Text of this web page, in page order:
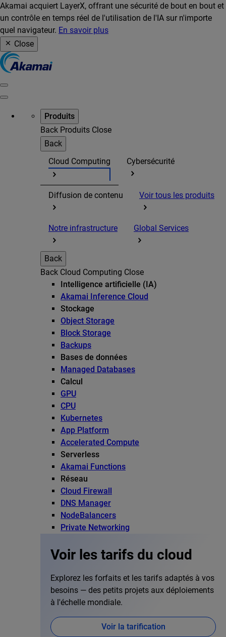
Akamai acquiert LayerX, offrant une sécurité de bout en bout et
un contrôle en temps réel de l'utilisation de l'IA sur n'importe
quel navigateur. En savoir plus
Close
Produits
Back Produits Close
Back
Cloud Computing
Cybersécurité
Diffusion de contenu Voir tous les produits
Notre infrastructure Global Services
Back
Back Cloud Computing Close
Intelligence artificielle (IA)
Akamai Inference Cloud
Stockage
Object Storage
Block Storage
Backups
Bases de données
Managed Databases
Calcul
GPU
CPU
Kubernetes
App Platform
Accelerated Compute
Serverless
Akamai Functions
Réseau
Cloud Firewall
DNS Manager
NodeBalancers
Private Networking
Voir les tarifs du cloud
Explorez les forfaits et les tarifs adaptés à vos
besoins — des petits projets aux déploiements
à l'échelle mondiale.
Voir la tarification